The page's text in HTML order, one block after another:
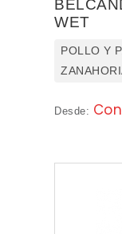
WET
POLLO Y
Desde: